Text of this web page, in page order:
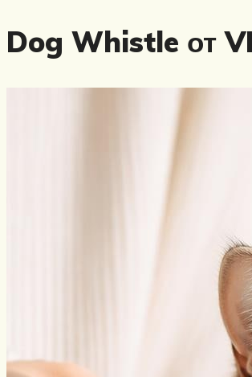
Dog Whistle от